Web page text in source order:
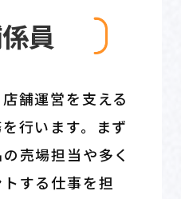
員
舗運営を支える
行います。まず
売場担当や多く
する仕事を担